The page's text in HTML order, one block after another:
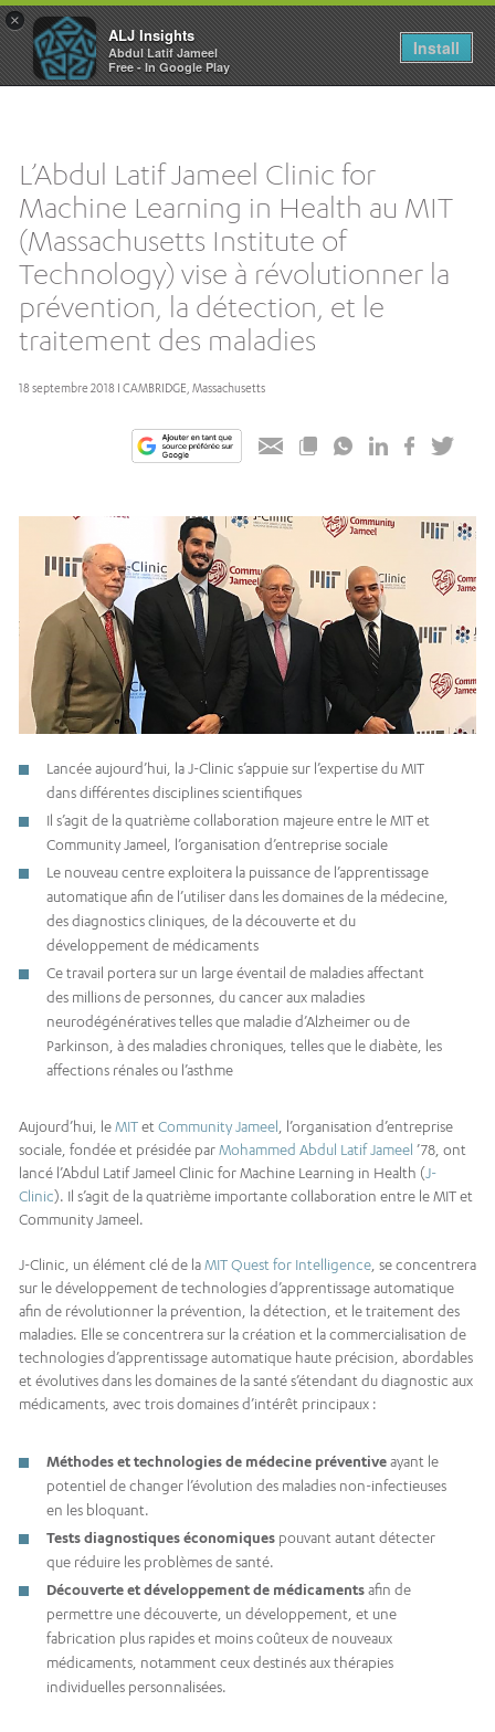
×
ALJ Insights
Abdul Latif Jameel
Free - In Google Play
Install
Toggle
navigation
L’Abdul Latif Jameel Clinic for
Machine Learning in Health au MIT
(Massachusetts Institute of
Technology) vise à révolutionner la
prévention, la détection, et le
traitement des maladies
18 septembre 2018 I CAMBRIDGE, Massachusetts
Lancée aujourd’hui, la J-Clinic s’appuie sur l’expertise du MIT
dans différentes disciplines scientifiques
Il s’agit de la quatrième collaboration majeure entre le MIT et
Community Jameel, l’organisation d’entreprise sociale
Le nouveau centre exploitera la puissance de l’apprentissage
automatique afin de l’utiliser dans les domaines de la médecine,
des diagnostics cliniques, de la découverte et du
développement de médicaments
Ce travail portera sur un large éventail de maladies affectant
des millions de personnes, du cancer aux maladies
neurodégénératives telles que maladie d’Alzheimer ou de
Parkinson, à des maladies chroniques, telles que le diabète, les
affections rénales ou l’asthme
Aujourd’hui, leMITet Community Jameel , l’organisation d’entreprise
sociale, fondée et présidée parMohammed Abdul Latif Jameel ’78, ont
lancé l’Abdul Latif Jameel Clinic for Machine Learning in Health (J-
Clinic). Il s’agit de la quatrième importante collaboration entre le MIT et
Community Jameel.
J-Clinic, un élément clé de laMIT Quest for Intelligence , se concentrera
sur le développement de technologies d’apprentissage automatique
afin de révolutionner la prévention, la détection, et le traitement des
maladies. Elle se concentrera sur la création et la commercialisation de
technologies d’apprentissage automatique haute précision, abordables
et évolutives dans les domaines de la santé s’étendant du diagnostic aux
médicaments, avec trois domaines d’intérêt principaux :
Méthodes et technologies de médecine préventiveayant le
potentiel de changer l’évolution des maladies non-infectieuses
en les bloquant.
Tests diagnostiques économiques pouvant autant détecter
que réduire les problèmes de santé.
Découverte et développement de médicamentsafin de
permettre une découverte, un développement, et une
fabrication plus rapides et moins coûteux de nouveaux
médicaments, notamment ceux destinés aux thérapies
individuelles personnalisées.